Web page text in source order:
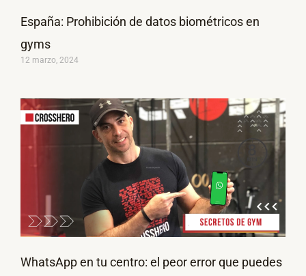
España: Prohibición de datos biométricos en
gyms
12 marzo, 2024
WhatsApp en tu centro: el peor error que puedes